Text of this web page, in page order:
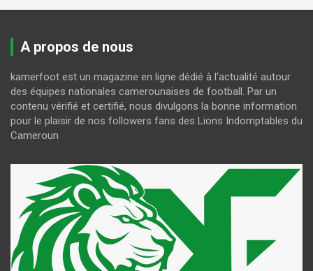
A propos de nous
kamerfoot est un magazine en ligne dédié à l'actualité autour
des équipes nationales camerounaises de football. Par un
contenu vérifié et certifié, nous divulgons la bonne information
pour le plaisir de nos followers fans des Lions Indomptables du
Cameroun